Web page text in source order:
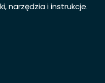
narzędzia i instrukcje.